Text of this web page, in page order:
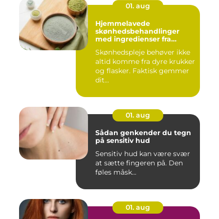
01. aug
Hjemmelavede
skønhedsbehandlinger
med ingredienser fra
Skønhedspleje behøver ikke
altid komme fra dyre krukker
og flasker. Faktisk gemmer
dit...
01. aug
Sådan genkender du tegn
på sensitiv hud
Sensitiv hud kan være svær
at sætte fingeren på. Den
føles måsk...
01. aug